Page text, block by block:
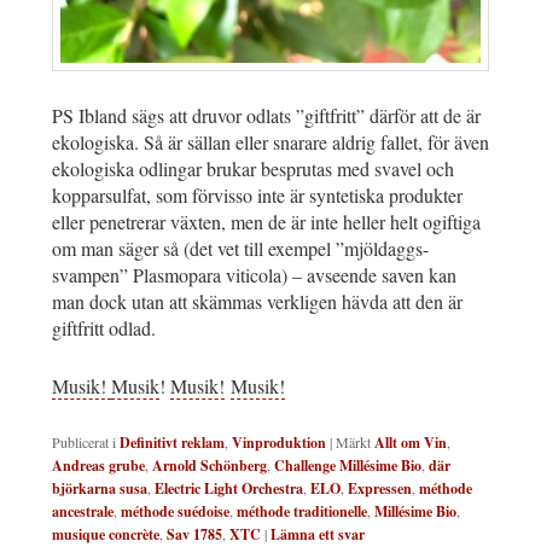
PS Ibland sägs att druvor odlats ”giftfritt” därför att de är
ekologiska. Så är sällan eller snarare aldrig fallet, för även
ekologiska odlingar brukar besprutas med svavel och
kopparsulfat, som förvisso inte är syntetiska produkter
eller penetrerar växten, men de är inte heller helt ogiftiga
om man säger så (det vet till exempel ”mjöldaggs-
svampen” Plasmopara viticola) – avseende saven kan
man dock utan att skämmas verkligen hävda att den är
giftfritt odlad.
Musik! Musik! Musik! Musik!
Publicerat iDefinitivt reklam,Vinproduktion|MärktAllt om Vin,
Andreas grube,Arnold Schönberg,Challenge Millésime Bio,där
björkarna susa,Electric Light Orchestra,ELO,Expressen,méthode
ancestrale,méthode suédoise,méthode traditionelle,Millésime Bio,
musique concrète,Sav 1785,XTC |Lämna ett svar